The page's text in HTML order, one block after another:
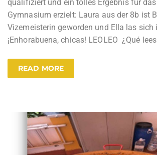
qualifiziert und ein tolles Ergebnis für
Gymnasium erzielt: Laura aus der 8b ist
Vizemeisterin geworden und Ella las sich
¡Enhorabuena, chicas! LEOLEO ¿Qué
READ MORE